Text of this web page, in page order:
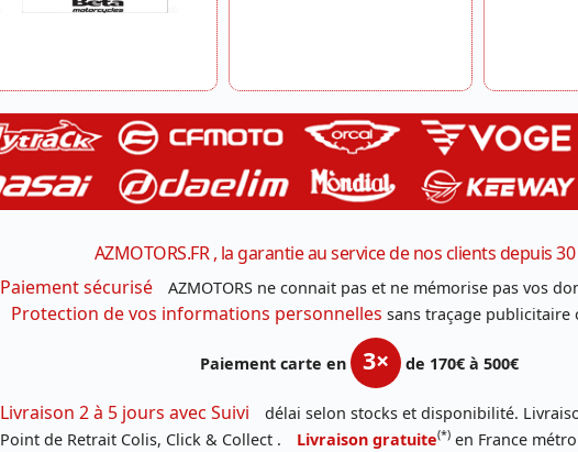
AZMOTORS.FR , la garantie au service de nos clients depuis
Paiement sécurisé
AZMOTORS ne connait pas et ne mémorise pas vos
Protection de vos informations personnelles sans traçage publicitaire
Paiement carte en 3× de 170€ à 500€
Livraison 2 à 5 jours avec Suivi
délai selon stocks et disponibilité.
Point de Retrait Colis, Click & Collect .
Livraison gratuite(*) en France